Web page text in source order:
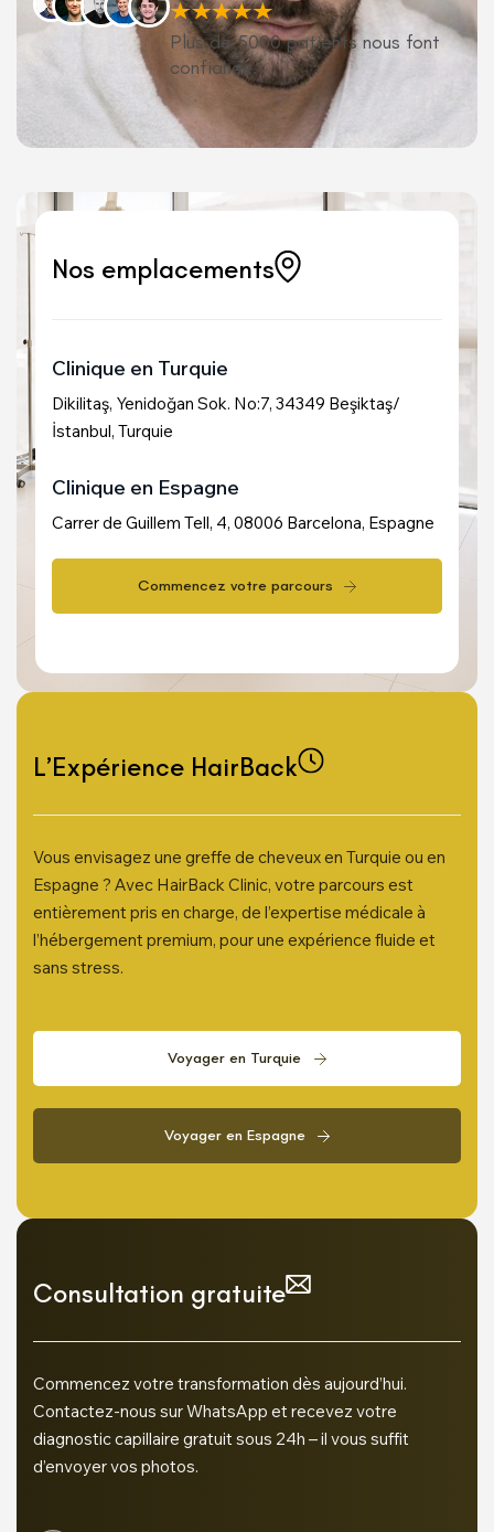
Plus de 5000 patients nous font
confiance.
Nos emplacements
Clinique en Turquie
Dikilitaş, Yenidoğan Sok. No:7, 34349 Beşiktaş/
İstanbul, Turquie
Clinique en Espagne
Carrer de Guillem Tell, 4, 08006 Barcelona, Espagne
L’Expérience HairBack
Vous envisagez une greffe de cheveux en Turquie ou en
Espagne ? Avec HairBack Clinic, votre parcours est
entièrement pris en charge, de l’expertise médicale à
l’hébergement premium, pour une expérience fluide et
sans stress.
Consultation gratuite
Commencez votre transformation dès aujourd’hui.
Contactez-nous sur WhatsApp et recevez votre
diagnostic capillaire gratuit sous 24h – il vous suffit
d’envoyer vos photos.